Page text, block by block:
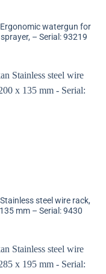
watergun for
– Serial: 93219
steel wire rack,
mm – Serial: 9430